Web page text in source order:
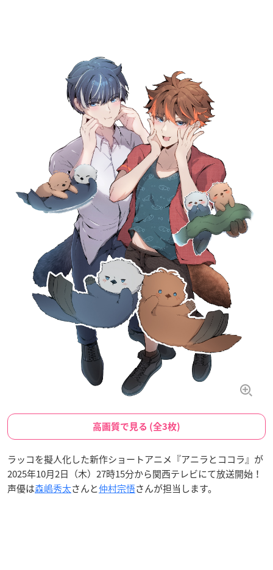
高画質で見る (全3枚)
ラッコを擬人化した新作ショートアニメ『アニラとココラ』が
2025年10月2日（木）27時15分から関西テレビにて放送開始！
声優は森嶋秀太さんと仲村宗悟さんが担当します。